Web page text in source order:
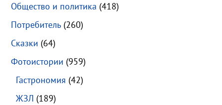
Общество и политика (418)
Потребитель (260)
Сказки (64)
Фотоистории (959)
Гастрономия (42)
ЖЗЛ (189)